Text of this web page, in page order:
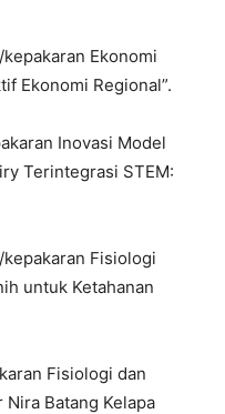
Ekonomi
Ekonomi Regional”.
Inovasi Model
Terintegrasi STEM:
Fisiologi
untuk Ketahanan
Fisiologi dan
Batang Kelapa